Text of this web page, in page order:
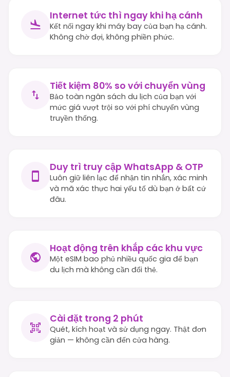
Internet tức thì ngay khi hạ cánh
Kết nối ngay khi máy bay của bạn hạ cánh.
Không chờ đợi, không phiền phức.
Tiết kiệm 80% so với chuyển vùng
Bảo toàn ngân sách du lịch của bạn với
mức giá vượt trội so với phí chuyển vùng
truyền thống.
Duy trì truy cập WhatsApp & OTP
Luôn giữ liên lạc để nhận tin nhắn, xác minh
và mã xác thực hai yếu tố dù bạn ở bất cứ
đâu.
Hoạt động trên khắp các khu vực
Một eSIM bao phủ nhiều quốc gia để bạn
du lịch mà không cần đổi thẻ.
Cài đặt trong 2 phút
Quét, kích hoạt và sử dụng ngay. Thật đơn
giản — không cần đến cửa hàng.